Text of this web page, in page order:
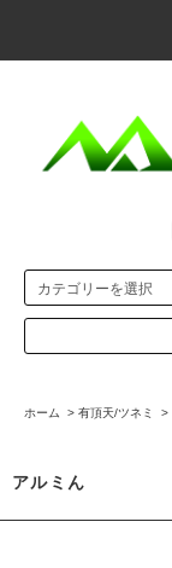
ホーム > 有頂天/ツネミ >
アルミん